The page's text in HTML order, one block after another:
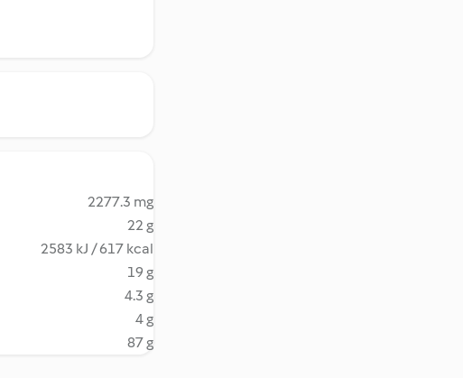
2277.3 mg
22 g
2583 kJ / 617 kcal
19 g
4.3 g
4 g
87 g